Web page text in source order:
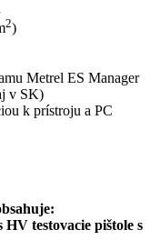
2)
Metrel ES Manager
v SK)
k prístroju a PC
testovacie pištole s